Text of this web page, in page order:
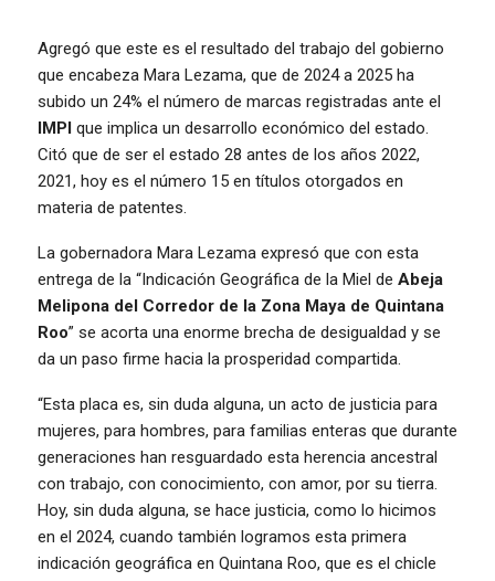
Agregó que este es el resultado del trabajo del gobierno
que encabeza Mara Lezama, que de 2024 a 2025 ha
subido un 24% el número de marcas registradas ante el
IMPI que implica un desarrollo económico del estado.
Citó que de ser el estado 28 antes de los años 2022,
2021, hoy es el número 15 en títulos otorgados en
materia de patentes.
La gobernadora Mara Lezama expresó que con esta
entrega de la “Indicación Geográfica de la Miel de Abeja
Melipona del Corredor de la Zona Maya de Quintana
Roo” se acorta una enorme brecha de desigualdad y se
da un paso firme hacia la prosperidad compartida.
“Esta placa es, sin duda alguna, un acto de justicia para
mujeres, para hombres, para familias enteras que durante
generaciones han resguardado esta herencia ancestral
con trabajo, con conocimiento, con amor, por su tierra.
Hoy, sin duda alguna, se hace justicia, como lo hicimos
en el 2024, cuando también logramos esta primera
indicación geográfica en Quintana Roo, que es el chicle